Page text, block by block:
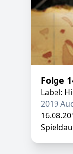
Folge
Label:
2019